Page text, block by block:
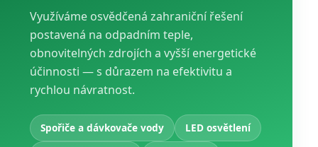
Využíváme osvědčená zahraniční řešení
postavená na odpadním teple,
obnovitelných zdrojích a vyšší energetické
účinnosti — s důrazem na efektivitu a
rychlou návratnost.
Spořiče a dávkovače vody
LED osvětlení